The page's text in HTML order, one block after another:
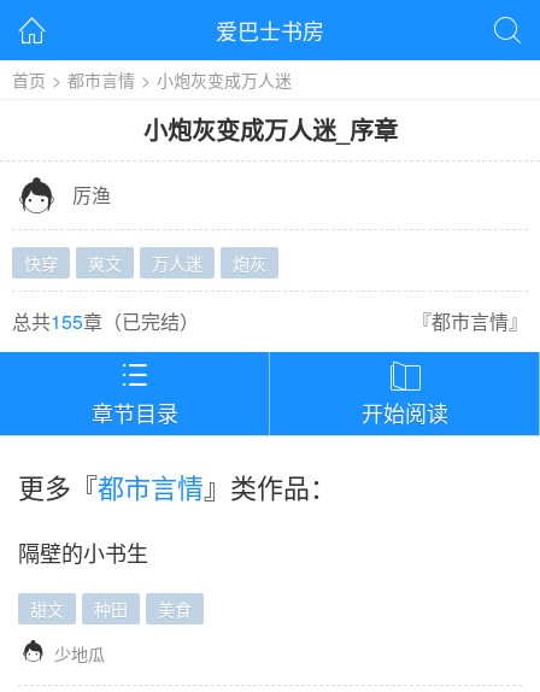
 爱巴士书房 
首页 > 都市言情 > 小炮灰变成万人迷
小炮灰变成万人迷_ 序章
 厉渔
快穿 爽文 万人迷 炮灰
总共155章（已完结） 『都市言情』

章节目录

开始阅读
更多『都市言情』类作品：
隔壁的小书生
甜文 种田 美食
 少地瓜